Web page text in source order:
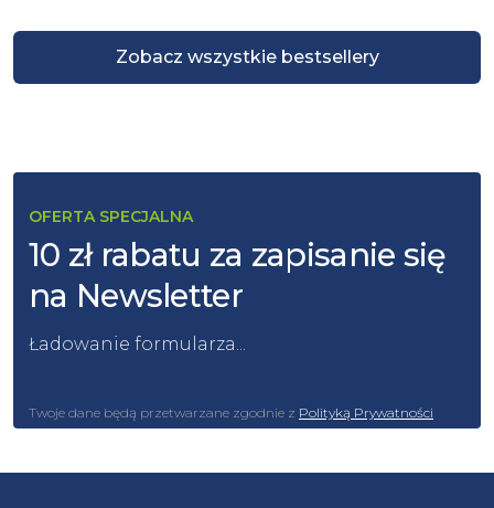
Zobacz wszystkie bestsellery
OFERTA SPECJALNA
10 zł rabatu za zapisanie się
na Newsletter
Ładowanie formularza...
Twoje dane będą przetwarzane zgodnie z Polityką Prywatności